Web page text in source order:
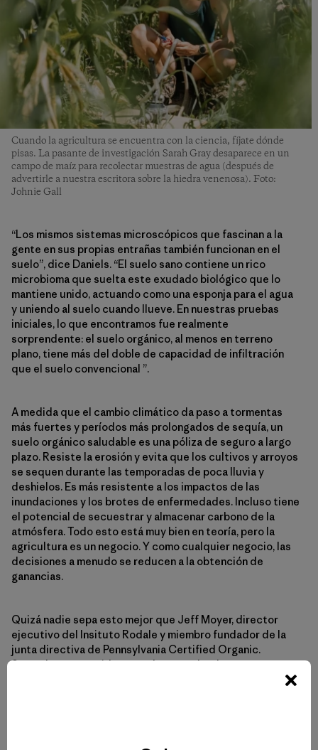
Cuando la agricultura se encuentra con la ciencia, fíjate dónde
pisas. La pasante de investigación Sarah Gray desaparece en un
campo de maíz para recolectar muestras de agua (después de
advertirle a nuestra escritora sobre la hiedra venenosa). Foto:
Johnie Gall
“Los mismos sistemas microscópicos que fascinan a la
gente en sus propias entrañas también funcionan en el
suelo”, dice Daniels. “El suelo sano contiene un rico
microbioma que suelta este exudado biológico que lo
mantiene unido, actuando como una esponja para el agua
y uniendo al suelo cuando llueve. En nuestras pruebas
iniciales, lo que encontramos fue realmente
sorprendente: el suelo orgánico, al menos en terreno
plano, tiene más del doble de capacidad de infiltración
que el suelo convencional ”.
A medida que el cambio climático da paso a tormentas
más fuertes y períodos más prolongados de sequía, un
suelo orgánico saludable es una póliza de seguro a largo
plazo. Resiste la erosión y evita que los cultivos y arroyos
se sequen durante las temporadas de poca lluvia y
deshielos. Es más resistente a los impactos de las
inundaciones y los brotes de enfermedades. Incluso tiene
el potencial de secuestrar y almacenar carbono de la
atmósfera. Todo esto está muy bien en teoría, pero la
agricultura es un negocio. Y como cualquier negocio, las
decisiones a menudo se reducen a la obtención de
ganancias.
Quizá nadie sepa esto mejor que Jeff Moyer, director
ejecutivo del Insituto Rodale y miembro fundador de la
junta directiva de Pennsylvania Certified Organic.
Sentados en un ruidoso vagón y remolcados por un